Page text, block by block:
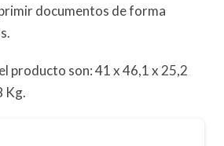
documentos de forma
producto son: 41 x 46,1 x 25,2
Kg.